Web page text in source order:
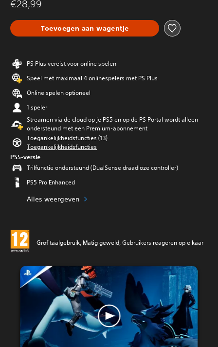
€28,99
Toevoegen aan wagentje
PS Plus vereist voor online spelen
Speel met maximaal 4 onlinespelers met PS Plus
Online spelen optioneel
1 speler
Streamen via de cloud op je PS5 en op de PS Portal wordt alleen
ondersteund met een Premium-abonnement
Toegankelijkheidsfuncties (13)
Toegankelijkheidsfuncties
PS5-versie
Trilfunctie ondersteund (DualSense draadloze controller)
PS5 Pro Enhanced
Alles weergeven
Grof taalgebruik, Matig geweld, Gebruikers reageren op elkaar